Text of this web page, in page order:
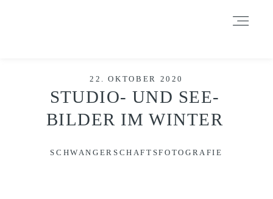
22. OKTOBER 2020
STUDIO- UND SEE-
BILDER IM WINTER
SCHWANGERSCHAFTSFOTOGRAFIE
Benutzung von Cookies zu. Weitere Informationen hier
INFORMATIONEN